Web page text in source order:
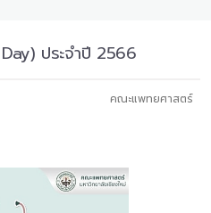
ประจำปี 2566
คณะแพทยศาสตร์